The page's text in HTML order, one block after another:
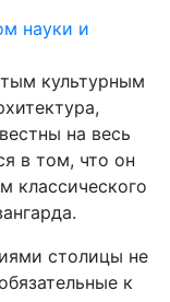
науки и
культурным
на весь
в том, что он
классического
столицы не
к